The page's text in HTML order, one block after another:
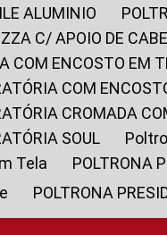
ALUMINIO
C/ APOIO DE
COM ENCOSTO EM
COM
CROMADA
SOUL
Tela
POLTRONA
POLTRONA